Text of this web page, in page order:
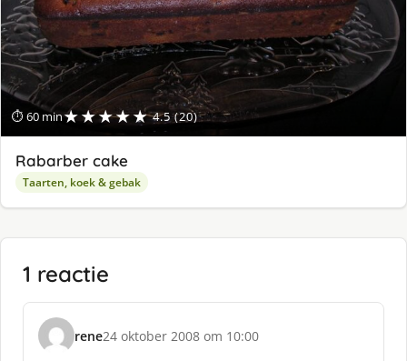
⏱ 60 min★★★★★ 4.5 (20)
Rabarber cake
Taarten, koek & gebak
1 reactie
rene
s
24 oktober 2008 om 10:00